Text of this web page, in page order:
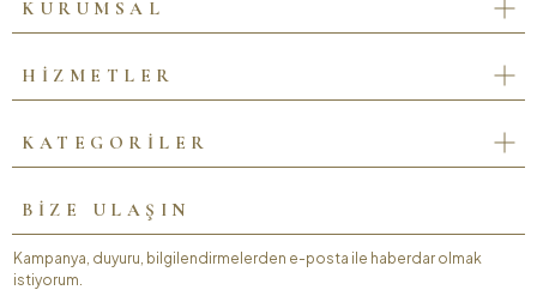
KURUMSAL
HİZMETLER
KATEGORİLER
BİZE ULAŞIN
Kampanya, duyuru, bilgilendirmelerden e-posta ile haberdar olmak
istiyorum.